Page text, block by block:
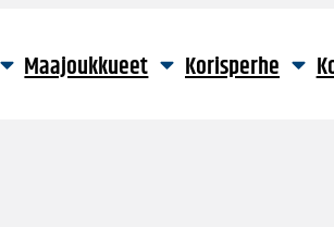
Maajoukkueet Korisperhe